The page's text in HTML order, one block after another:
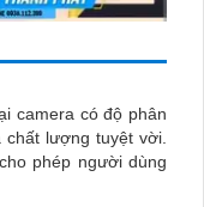
camera có độ phân
lượng tuyệt vời.
phép người dùng